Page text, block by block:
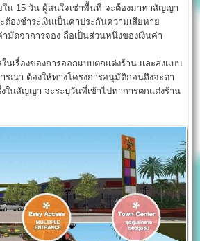
15 วัน ผู้สนใจเช่าพื้นที่ จะต้องมาทาสัญญา
องชำระเงินเป็นค่าประกันความเสียหาย
มัดจาการจอง ถือเป็นส่วนหนึ่งของเงินค่า
รื่องของการออกแบบตกแต่งร้าน และส่งแบบ
รณา ต้องให้ทางโครงการอนุมัติก่อนถึงจะดา
ในสัญญา จะระบุวันที่เข้าไปทาการตกแต่งร้าน